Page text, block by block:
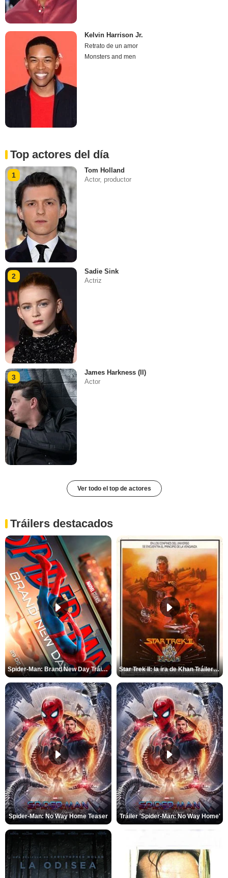
Kelvin Harrison Jr.
Retrato de un amor
Monsters and men
Top actores del día
1
Tom Holland
Actor, productor
2
Sadie Sink
Actriz
3
James Harkness (II)
Actor
Ver todo el top de actores
Tráilers destacados
Spider-Man: Brand New Day Tráiler (3) Star Trek II: la ira de Khan Tráiler VO
Spider-Man: No Way Home Teaser Tráiler 'Spider-Man: No Way Home'